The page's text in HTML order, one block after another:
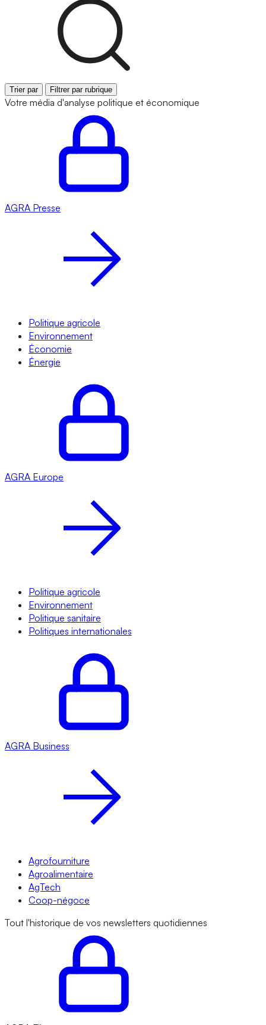
Trier par Filtrer par rubrique
Votre média d'analyse politique et économique
AGRA Presse
Politique agricole
Environnement
Économie
Énergie
AGRA Europe
Politique agricole
Environnement
Politique sanitaire
Politiques internationales
AGRA Business
Agrofourniture
Agroalimentaire
AgTech
Coop-négoce
Tout l'historique de vos newsletters quotidiennes